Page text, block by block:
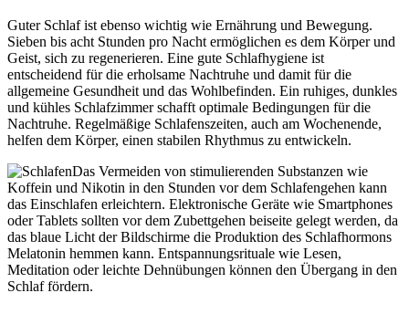
Guter Schlaf ist ebenso wichtig wie Ernährung und Bewegung.
Sieben bis acht Stunden pro Nacht ermöglichen es dem Körper und
Geist, sich zu regenerieren. Eine gute Schlafhygiene ist
entscheidend für die erholsame Nachtruhe und damit für die
allgemeine Gesundheit und das Wohlbefinden. Ein ruhiges, dunkles
und kühles Schlafzimmer schafft optimale Bedingungen für die
Nachtruhe. Regelmäßige Schlafenszeiten, auch am Wochenende,
helfen dem Körper, einen stabilen Rhythmus zu entwickeln.
Das Vermeiden von stimulierenden Substanzen wie
Koffein und Nikotin in den Stunden vor dem Schlafengehen kann
das Einschlafen erleichtern. Elektronische Geräte wie Smartphones
oder Tablets sollten vor dem Zubettgehen beiseite gelegt werden, da
das blaue Licht der Bildschirme die Produktion des Schlafhormons
Melatonin hemmen kann. Entspannungsrituale wie Lesen,
Meditation oder leichte Dehnübungen können den Übergang in den
Schlaf fördern.